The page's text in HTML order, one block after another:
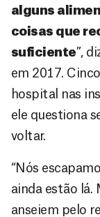
alguns
coisas que
suficiente”,
em 2017.
hospital nas
ele questiona
voltar.
“Nós
ainda estão lá.
anseiem pelo